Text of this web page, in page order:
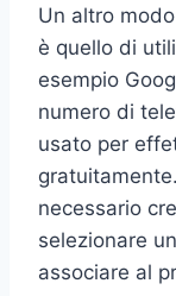
Un altro
è quello di
esempio
numero di
usato per
necessario
selezionare
associare al